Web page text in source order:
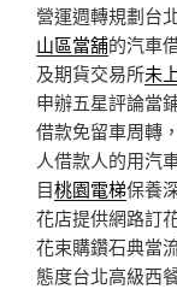
營運週轉規劃台
山區當舖的汽車
及期貨交易所未
申辦五星評論當
借款免留車周轉
人借款人的用汽
目桃園電梯保養
花店提供網路訂
花束購鑽石典當
態度台北高級西